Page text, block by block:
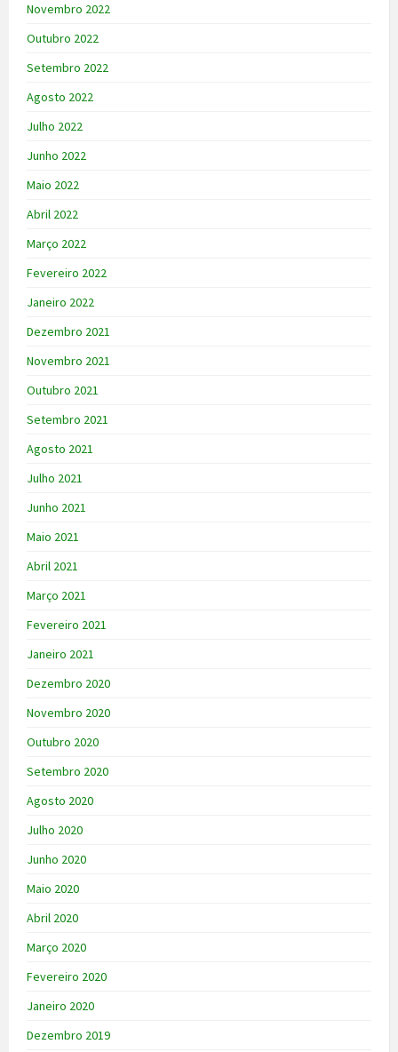
Novembro 2022
Outubro 2022
Setembro 2022
Agosto 2022
Julho 2022
Junho 2022
Maio 2022
Abril 2022
Março 2022
Fevereiro 2022
Janeiro 2022
Dezembro 2021
Novembro 2021
Outubro 2021
Setembro 2021
Agosto 2021
Julho 2021
Junho 2021
Maio 2021
Abril 2021
Março 2021
Fevereiro 2021
Janeiro 2021
Dezembro 2020
Novembro 2020
Outubro 2020
Setembro 2020
Agosto 2020
Julho 2020
Junho 2020
Maio 2020
Abril 2020
Março 2020
Fevereiro 2020
Janeiro 2020
Dezembro 2019